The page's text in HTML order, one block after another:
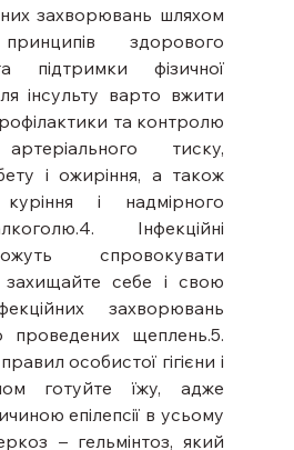
захворювань шляхом
здорового
підтримки фізичної
інсульту варто вжити
та контролю
тиску,
і ожиріння, а також
і надмірного
Інфекційні
спровокувати
захищайте себе і свою
захворювань
проведених щеплень.5.
особистої гігієни і
готуйте їжу, адже
епілепсії в усьому
– гельмінтоз, який